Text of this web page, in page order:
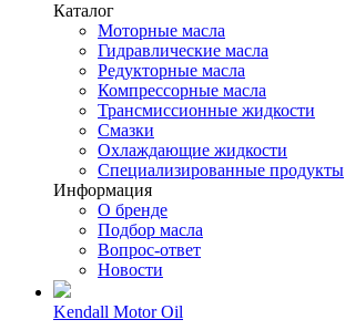
Каталог
Моторные масла
Гидравлические масла
Редукторные масла
Компрессорные масла
Трансмиссионные жидкости
Смазки
Охлаждающие жидкости
Специализированные продукты
Информация
О бренде
Подбор масла
Вопрос-ответ
Новости
Kendall Motor Oil